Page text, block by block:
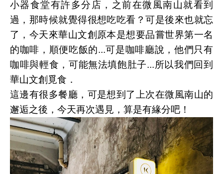
小器食堂有許多分店，之前在微風南山就看到
過，那時候就覺得很想吃吃看？可是後來也就忘
了，今天來華山文創原本是想要品嘗世界第一名
的咖啡，順便吃飯的...可是咖啡廳說，他們只有
咖啡與輕食，可能無法填飽肚子...所以我們回到
華山文創覓食．
這邊有很多餐廳，可是想到了上次在微風南山的
邂逅之後，今天再次遇見，算是有緣分吧！